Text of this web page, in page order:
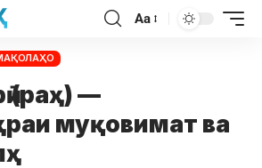
Aa
(раҳ) —
муқовимат ва